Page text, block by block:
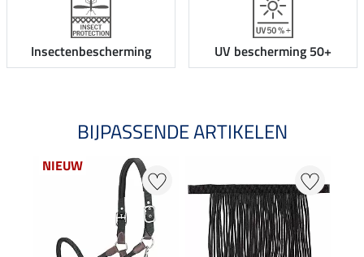
Insectenbescherming UV bescherming 50+
BIJPASSENDE ARTIKELEN
NIEUW